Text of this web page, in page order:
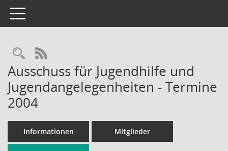
Toggle navigation
Rechercheauswahl
RSS-Feed
Ausschuss für Jugendhilfe und
Jugendangelegenheiten - Termine
2004
Informationen Mitglieder